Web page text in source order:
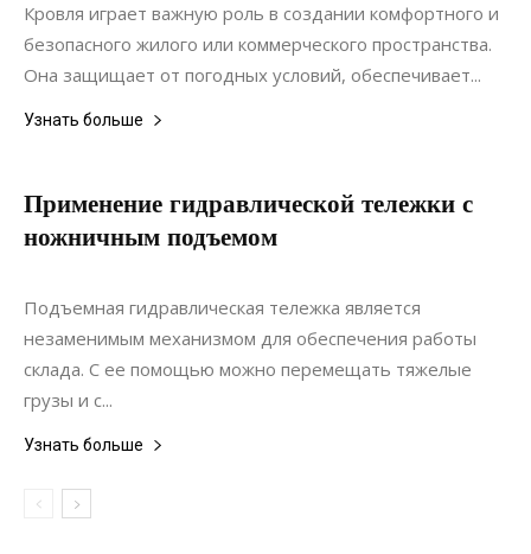
Кровля играет важную роль в создании комфортного и
безопасного жилого или коммерческого пространства.
Она защищает от погодных условий, обеспечивает...
Узнать больше
Применение гидравлической тележки с
ножничным подъемом
26.01.2021
Подъемная гидравлическая тележка является
незаменимым механизмом для обеспечения работы
склада. С ее помощью можно перемещать тяжелые
грузы и с...
Узнать больше